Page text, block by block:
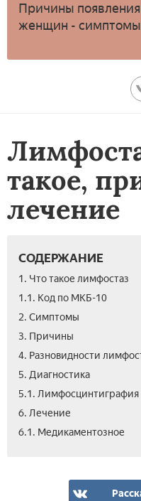
Причины
женщин - симптомы
такое,
лечение
СОДЕРЖАНИЕ
1. Что такое лимфостаз
1.1. Код по МКБ-10
2. Симптомы
3. Причины
4. Разновидности
5. Диагностика
5.1. Лимфосцинтиграфия
6. Лечение
6.1. Медикаментозное